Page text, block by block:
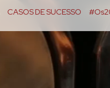
CASOS DE SUCESSO